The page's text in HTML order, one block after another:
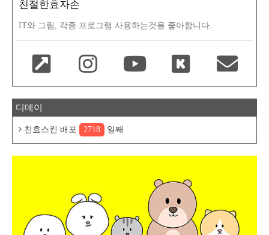
친절한효자손
IT와 그림, 각종 프로그램 사용하는것을 좋아합니다.
디데이
친효스킨 배포 2718 일째